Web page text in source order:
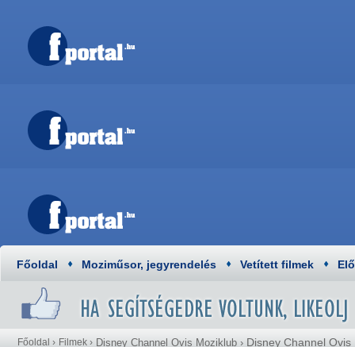
Főoldal Moziműsor, jegyrendelés Vetített filmek
Főoldal › Filmek › Disney Channel Ovis Moziklub › Disney Channel